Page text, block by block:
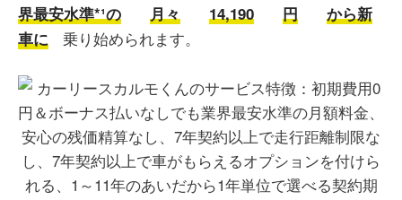
界最安水準*¹の
月々 14,190 円
から新
車に
乗り始められます。